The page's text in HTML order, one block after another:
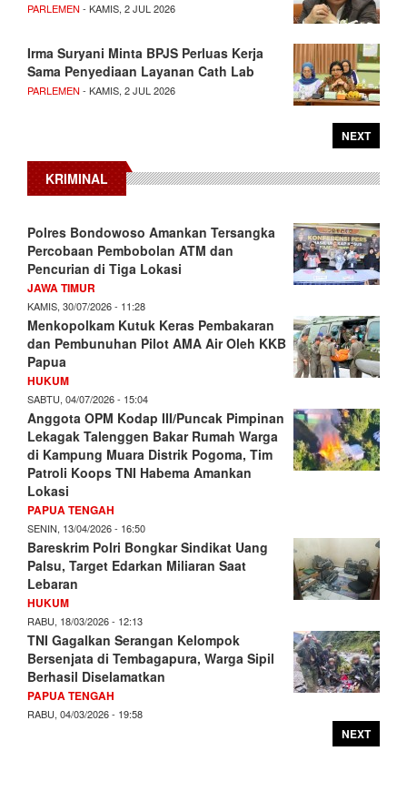
PARLEMEN - KAMIS, 2 JUL 2026
Irma Suryani Minta BPJS Perluas Kerja
Sama Penyediaan Layanan Cath Lab
PARLEMEN - KAMIS, 2 JUL 2026
NEXT
KRIMINAL
Polres Bondowoso Amankan Tersangka
Percobaan Pembobolan ATM dan
Pencurian di Tiga Lokasi
JAWA TIMUR
KAMIS, 30/07/2026 - 11:28
Menkopolkam Kutuk Keras Pembakaran
dan Pembunuhan Pilot AMA Air Oleh KKB
Papua
HUKUM
SABTU, 04/07/2026 - 15:04
Anggota OPM Kodap III/Puncak Pimpinan
Lekagak Talenggen Bakar Rumah Warga
di Kampung Muara Distrik Pogoma, Tim
Patroli Koops TNI Habema Amankan
Lokasi
PAPUA TENGAH
SENIN, 13/04/2026 - 16:50
Bareskrim Polri Bongkar Sindikat Uang
Palsu, Target Edarkan Miliaran Saat
Lebaran
HUKUM
RABU, 18/03/2026 - 12:13
TNI Gagalkan Serangan Kelompok
Bersenjata di Tembagapura, Warga Sipil
Berhasil Diselamatkan
PAPUA TENGAH
RABU, 04/03/2026 - 19:58
NEXT